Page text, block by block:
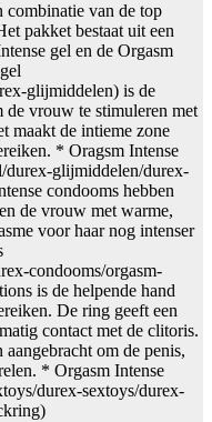
combinatie van de top
pakket bestaat uit een
gel en de Orgasm
glijmiddelen) is de
de vrouw te stimuleren met
maakt de intieme zone
* Oragsm Intense
glijmiddelen/durex-
condooms hebben
de vrouw met warme,
voor haar nog intenser
condooms/orgasm-
is de helpende hand
De ring geeft een
contact met de clitoris.
om de penis,
* Orgasm Intense
durex-sextoys/durex-